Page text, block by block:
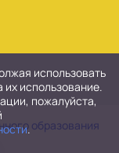
образования
использовать
использование.
пожалуйста,
.